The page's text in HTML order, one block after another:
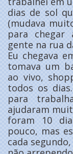
dias de sol
(mudava
para chegar
gente na rua
Eu chegava
tomava um
ao vivo,
todos os
para
ajudaram
foram 10
pouco, mas
cada